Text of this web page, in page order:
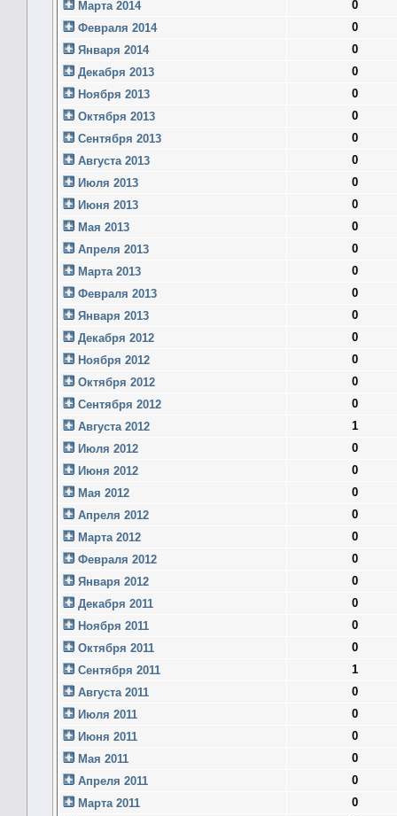
Марта 2014
0
Февраля 2014
0
Января 2014
0
Декабря 2013
0
Ноября 2013
0
Октября 2013
0
Сентября 2013
0
Августа 2013
0
Июля 2013
0
Июня 2013
0
Мая 2013
0
Апреля 2013
0
Марта 2013
0
Февраля 2013
0
Января 2013
0
Декабря 2012
0
Ноября 2012
0
Октября 2012
0
Сентября 2012
0
Августа 2012
1
Июля 2012
0
Июня 2012
0
Мая 2012
0
Апреля 2012
0
Марта 2012
0
Февраля 2012
0
Января 2012
0
Декабря 2011
0
Ноября 2011
0
Октября 2011
0
Сентября 2011
1
Августа 2011
0
Июля 2011
0
Июня 2011
0
Мая 2011
0
Апреля 2011
0
Марта 2011
0